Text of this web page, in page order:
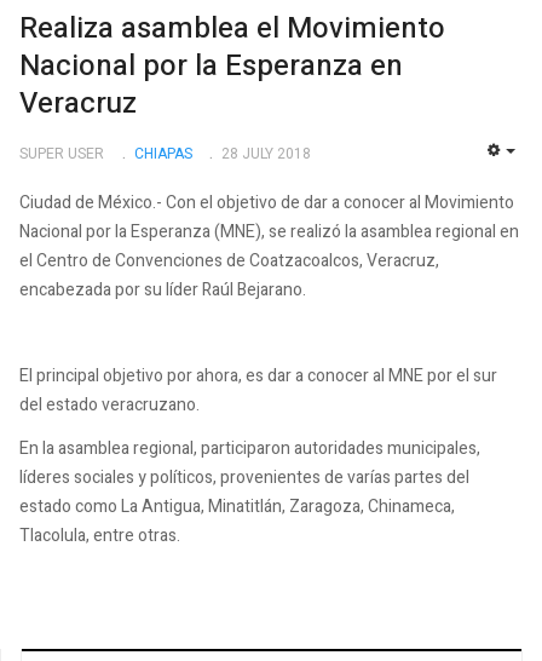
Realiza asamblea el Movimiento
Nacional por la Esperanza en
Veracruz
SUPER USER CHIAPAS 28 JULY 2018
Ciudad de México.- Con el objetivo de dar a conocer al Movimiento
Nacional por la Esperanza (MNE), se realizó la asamblea regional en
el Centro de Convenciones de Coatzacoalcos, Veracruz,
encabezada por su líder Raúl Bejarano.
El principal objetivo por ahora, es dar a conocer al MNE por el sur
del estado veracruzano.
En la asamblea regional, participaron autoridades municipales,
líderes sociales y políticos, provenientes de varías partes del
estado como La Antigua, Minatitlán, Zaragoza, Chinameca,
Tlacolula, entre otras.